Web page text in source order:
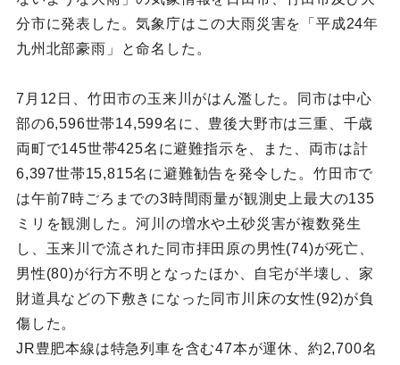
分市に発表した。気象庁はこの大雨災害を「平成24年
九州北部豪雨」と命名した。
7月12日、竹田市の玉来川がはん濫した。同市は中心
部の6,596世帯14,599名に、豊後大野市は三重、千歳
両町で145世帯425名に避難指示を、また、両市は計
6,397世帯15,815名に避難勧告を発令した。竹田市で
は午前7時ごろまでの3時間雨量が観測史上最大の135
ミリを観測した。河川の増水や土砂災害が複数発生
し、玉来川で流された同市拝田原の男性(74)が死亡、
男性(80)が行方不明となったほか、自宅が半壊し、家
財道具などの下敷きになった同市川床の女性(92)が負
傷した。
JR豊肥本線は特急列車を含む47本が運休、約2,700名